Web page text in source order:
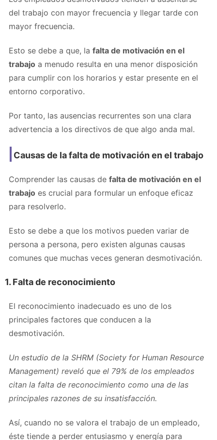
del trabajo con mayor frecuencia y llegar tarde con
mayor frecuencia.
Esto se debe a que, la falta de motivación en el
trabajo a menudo resulta en una menor disposición
para cumplir con los horarios y estar presente en el
entorno corporativo.
Por tanto, las ausencias recurrentes son una clara
advertencia a los directivos de que algo anda mal.
Causas de la falta de motivación en el trabajo
Comprender las causas de falta de motivación en el
trabajo es crucial para formular un enfoque eficaz
para resolverlo.
Esto se debe a que los motivos pueden variar de
persona a persona, pero existen algunas causas
comunes que muchas veces generan desmotivación.
1. Falta de reconocimiento
El reconocimiento inadecuado es uno de los
principales factores que conducen a la
desmotivación.
Un estudio de la SHRM (Society for Human Resource
Management) reveló que el 79% de los empleados
citan la falta de reconocimiento como una de las
principales razones de su insatisfacción.
Así, cuando no se valora el trabajo de un empleado,
éste tiende a perder entusiasmo y energía para